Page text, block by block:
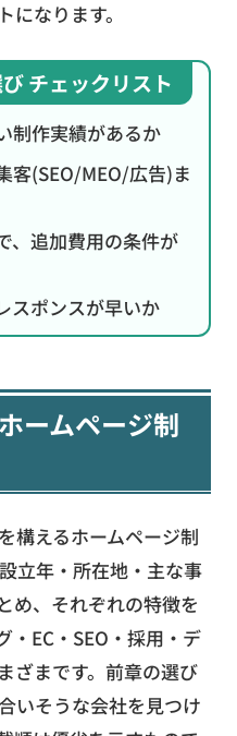
なります。
チェックリスト
制作実績があるか
客(SEO/MEO/広告)ま
、追加費用の条件が
スポンスが早いか
ームページ制
構えるホームページ制
立年・所在地・主な事
め、それぞれの特徴を
・EC・SEO・採用・デ
ざまです。前章の選び
いそうな会社を見つけ